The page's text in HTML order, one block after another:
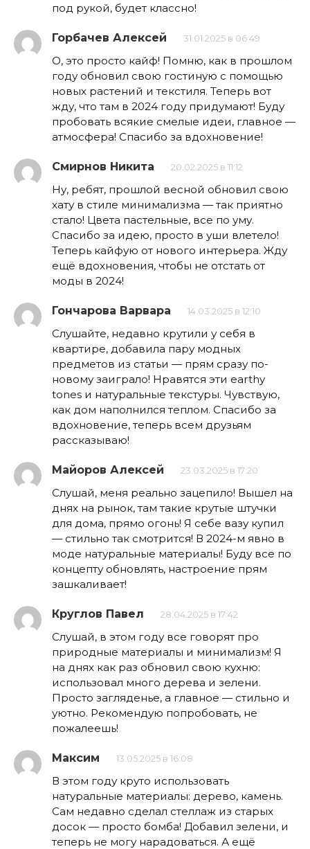
под рукой, будет классно!
Горбачев Алексей 31.01.2025 в 06:49
О, это просто кайф! Помню, как в прошлом
году обновил свою гостиную с помощью
новых растений и текстиля. Теперь вот
жду, что там в 2024 году придумают! Буду
пробовать всякие смелые идеи, главное —
атмосфера! Спасибо за вдохновение!
Смирнов Никита 20.02.2025 в 11:12
Ну, ребят, прошлой весной обновил свою
хату в стиле минимализма — так приятно
стало! Цвета пастельные, все по уму.
Спасибо за идею, просто в уши влетело!
Теперь кайфую от нового интерьера. Жду
ещё вдохновения, чтобы не отстать от
моды в 2024!
Гончарова Варвара 14.03.2025 в 12:10
Слушайте, недавно крутили у себя в
квартире, добавила пару модных
предметов из статьи — прям сразу по-
новому заиграло! Нравятся эти earthy
tones и натуральные текстуры. Чувствую,
как дом наполнился теплом. Спасибо за
вдохновение, теперь всем друзьям
рассказываю!
Майоров Алексей 23.03.2025 в 17:20
Слушай, меня реально зацепило! Вышел на
днях на рынок, там такие крутые штучки
для дома, прямо огонь! Я себе вазу купил
— стильно так смотрится! В 2024-м явно в
моде натуральные материалы! Буду все по
концепту обновлять, настроение прям
зашкаливает!
Круглов Павел 28.04.2025 в 17:42
Слушай, в этом году все говорят про
природные материалы и минимализм! Я
на днях как раз обновил свою кухню:
использовал много дерева и зелени.
Просто загляденье, а главное — стильно и
уютно. Рекомендую попробовать, не
пожалеешь!
Максим 13.05.2025 в 16:08
В этом году круто использовать
натуральные материалы: дерево, камень.
Сам недавно сделал стеллаж из старых
досок — просто бомба! Добавил зелени, и
теперь не могу нарадоваться. А ещё